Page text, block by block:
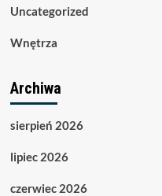
Uncategorized
Wnętrza
Archiwa
sierpień 2026
lipiec 2026
czerwiec 2026